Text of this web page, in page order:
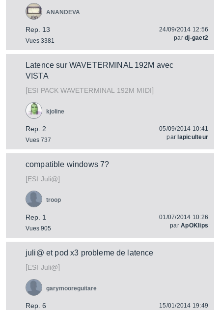
Rep. 13
Vues 3381
ANANDEVA
24/09/2014 12:56
pardj-gaet2
Latence sur WAVETERMINAL 192M avec
VISTA
[ESI PACK WAVETERMINAL 192M MIDI]
Rep. 2
Vues 737
kjoline
05/09/2014 10:41
par lapiculteur
compatible windows 7?
[ESI Juli@]
Rep. 1
Vues 905
troop
01/07/2014 10:26
parApOKlips
juli@ et pod x3 probleme de latence
[ESI Juli@]
Rep. 6
garymooreguitare
15/01/2014 19:49